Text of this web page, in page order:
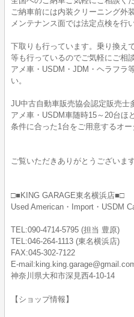
ご納車前には内装クリーニング外
メンテナンス面では法定点検を行
下取りも行っています。乗り換え
等も行っているのでご気軽にご相
アメ車・USDM・JDM・ヘラフラ
い。
JU中古自動車販売協会認定販売士
アメ車・USDM車随時15～20台ほ
条件に合った1台をご用意するオ
ご覧いただきありがとうございます
□■KING GARAGE東名横浜店■□
Used American・Import・USDM
TEL:090-4714-5795 (担当 豊原)
TEL:046-264-1113 (東名横浜店)
FAX:045-302-7122
E-
神奈川県大和市深見西4-10-14
【ショップ情報】